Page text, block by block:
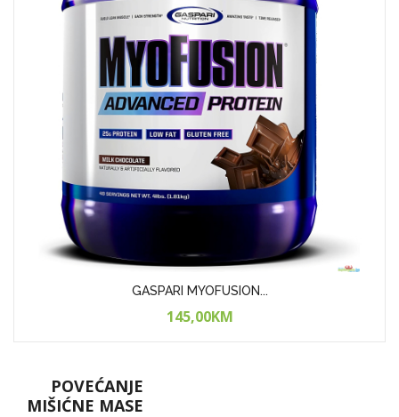
ARMY1 Hydro 1 Zer...
150,00KM
POVEĆANJE
MIŠIĆNE MASE